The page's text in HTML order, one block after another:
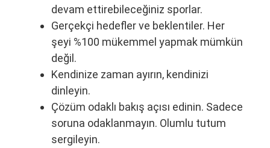
devam ettirebileceğiniz sporlar.
Gerçekçi hedefler ve beklentiler. Her
şeyi %100 mükemmel yapmak mümkün
değil.
Kendinize zaman ayırın, kendinizi
dinleyin.
Çözüm odaklı bakış açısı edinin. Sadece
soruna odaklanmayın. Olumlu tutum
sergileyin.